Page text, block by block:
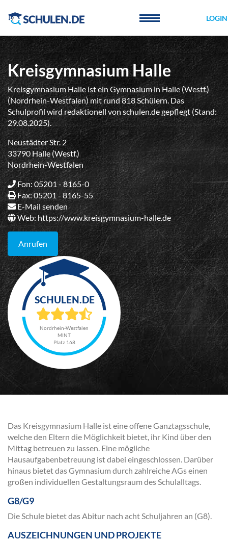
LOGIN
Kreisgymnasium Halle
Kreisgymnasium Halle ist ein Gymnasium in Halle (Westf.)
(Nordrhein-Westfalen) mit rund 818 Schülern. Das
Schulprofil wird redaktionell von schulen.de gepflegt (Stand:
29.08.2025).
Neustädter Str. 2
33790 Halle (Westf.)
Nordrhein-Westfalen
Fon: 05201 - 8165-0
Fax: 05201 - 8165-55
E-Mail senden
Web: https://www.kreisgymnasium-halle.de
Anrufen
Nordrhein-Westfalen
MINT
Platz 168
Das Kreisgymnasium Halle ist eine offene Ganztagsschule,
welche den Eltern die Möglichkeit bietet, ihr Kind über den
Mittag betreuen zu lassen. Eine mögliche
Hausaufgabenbetreuung ist dabei eingeschlossen. Darüber
hinaus bietet das Gymnasium durch zahlreiche AGs einen
großen individuellen Gestaltungsraum des Schulalltags.
G8/G9
Die Schule bietet das Abitur nach acht Schuljahren an (G8).
AUSZEICHNUNGEN UND PROJEKTE